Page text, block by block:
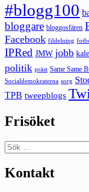
#blogg100
bloggare bloggosfären
Facebook fildelning
IPRed JMW jobb
politik präst Same Same
Socialdemokraterna sorg
TPB tweepblogs
Frisöket
Sök
efter:
Kontakt